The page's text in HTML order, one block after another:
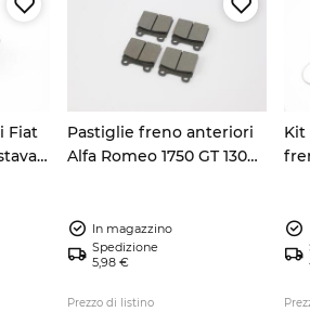
Fiat
Pastiglie freno anteriori
Alfa Romeo 1750 GT 1300
In magazzino
Spedizione
5,98 €
Prezzo di listino
Kit